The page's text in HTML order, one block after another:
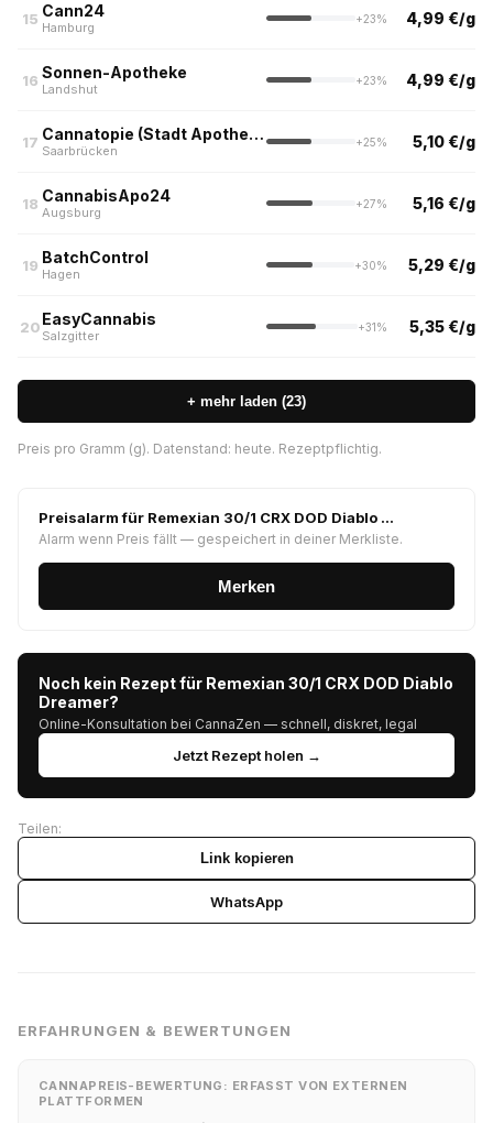
15 Cann24
Hamburg
+23% 4,99 €/g
16 Sonnen-Apotheke
Landshut
+23% 4,99 €/g
17 Cannatopie (Stadt Apotheke, Saarbrücken)
Saarbrücken
+25% 5,10 €/g
18 CannabisApo24
Augsburg
+27% 5,16 €/g
19 BatchControl
Hagen
+30% 5,29 €/g
20EasyCannabis
Salzgitter
+31% 5,35 €/g
+ mehr laden (23)
Preis pro Gramm (g). Datenstand: heute. Rezeptpflichtig.
Preisalarm für Remexian 30/1 CRX DOD Diablo …
Alarm wenn Preis fällt — gespeichert in deiner Merkliste.
Merken
Noch kein Rezept für Remexian 30/1 CRX DOD Diablo
Dreamer?
Online-Konsultation bei CannaZen — schnell, diskret, legal
Jetzt Rezept holen →
Teilen:
Link kopieren
WhatsApp
ERFAHRUNGEN & BEWERTUNGEN
CANNAPREIS-BEWERTUNG: ERFASST VON EXTERNEN
PLATTFORMEN